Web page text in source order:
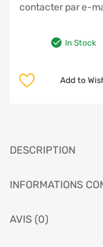
contacter par e-
In Stock
Add to
DESCRIPTION
INFORMATIONS
AVIS (0)